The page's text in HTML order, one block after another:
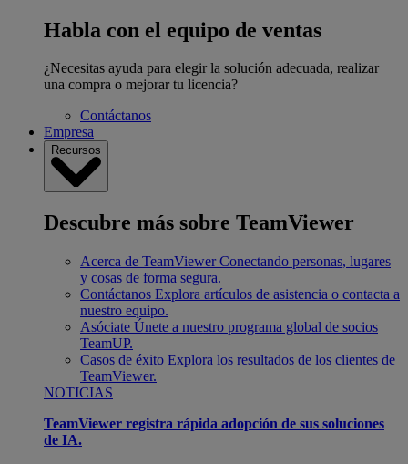
Habla con el equipo de ventas
¿Necesitas ayuda para elegir la solución adecuada, realizar
una compra o mejorar tu licencia?
Contáctanos
Empresa
Recursos
Descubre más sobre TeamViewer
Acerca de TeamViewer Conectando personas, lugares
y cosas de forma segura.
Contáctanos Explora artículos de asistencia o contacta a
nuestro equipo.
Asóciate Únete a nuestro programa global de socios
TeamUP.
Casos de éxito Explora los resultados de los clientes de
TeamViewer.
NOTICIAS
TeamViewer registra rápida adopción de sus soluciones
de IA.